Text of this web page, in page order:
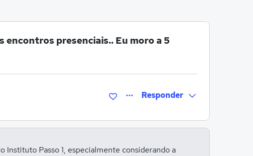
encontros presenciais.. Eu moro a 5
Responder
Instituto Passo 1, especialmente considerando a